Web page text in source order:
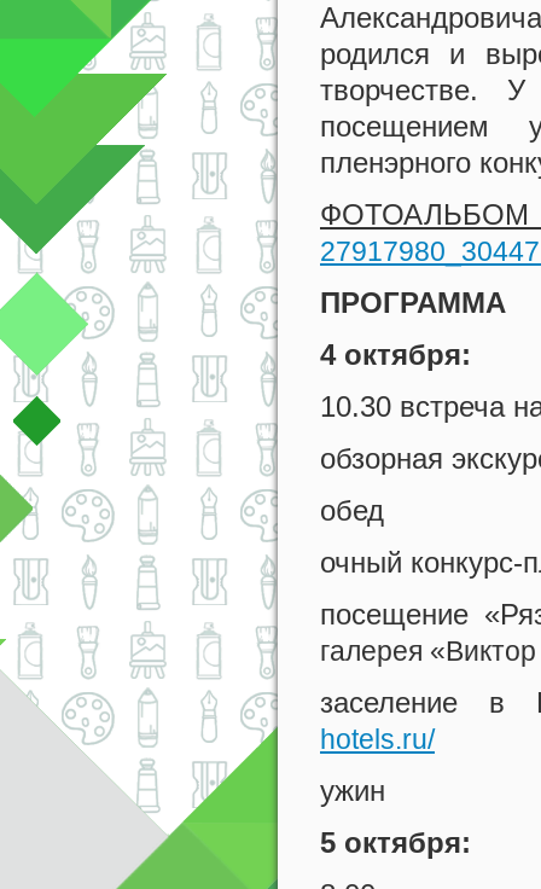
родился и
творчестве.
посещением
пленэрного
ФОТОАЛЬБОМ
ПРОГРАММА
4 октября:
10.30 встреча
обзорная
обед
очный конкурс-
посещение
галерея
заселение в
hotels.ru/
ужин
5 октября: